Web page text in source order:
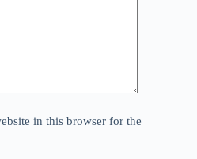
in this browser for the